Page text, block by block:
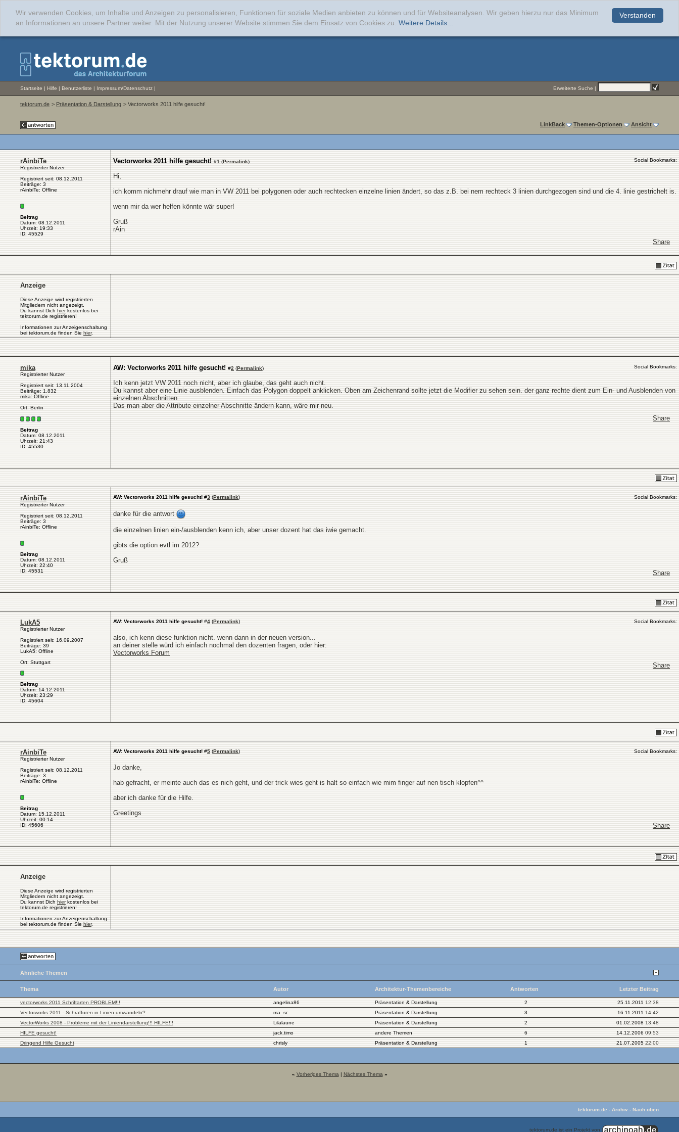
Verstanden
Wir verwenden Cookies, um Inhalte und Anzeigen zu personalisieren, Funktionen für soziale Medien anbieten zu können und für Websiteanalysen. Wir geben hierzu nur das Minimum
an Informationen an unsere Partner weiter. Mit der Nutzung unserer Website stimmen Sie dem Einsatz von Cookies zu. Weitere Details...
Startseite | Hilfe | Benutzerliste | Impressum/Datenschutz | Erweiterte Suche |
tektorum.de > Präsentation & Darstellung > Vectorworks 2011 hilfe gesucht!
LinkBack Themen-Optionen Ansicht
rAinbiTe
Registrierter Nutzer
Registriert seit: 08.12.2011
Beiträge: 3
rAinbiTe: Offline
Beitrag
Datum: 08.12.2011
Uhrzeit: 19:33
ID: 45529
Vectorworks 2011 hilfe gesucht! #1 (Permalink) Social Bookmarks:
Hi,
ich komm nichmehr drauf wie man in VW 2011 bei polygonen oder auch rechtecken einzelne linien ändert, so das z.B. bei nem rechteck 3 linien durchgezogen sind und die 4. linie gestrichelt is.
wenn mir da wer helfen könnte wär super!
Gruß
rAin
Share
Anzeige
Diese Anzeige wird registrierten
Mitgliedern nicht angezeigt.
Du kannst Dich hierkostenlos bei
tektorum.de registrieren!
Informationen zur Anzeigenschaltung
bei tektorum.de finden Sie hier.
mika
Registrierter Nutzer
Registriert seit: 13.11.2004
Beiträge: 1.832
mika: Offline
Ort: Berlin
Beitrag
Datum: 08.12.2011
Uhrzeit: 21:43
ID: 45530
AW: Vectorworks 2011 hilfe gesucht! #2 (Permalink) Social Bookmarks:
Ich kenn jetzt VW 2011 noch nicht, aber ich glaube, das geht auch nicht.
Du kannst aber eine Linie ausblenden. Einfach das Polygon doppelt anklicken. Oben am Zeichenrand sollte jetzt die Modifier zu sehen sein. der ganz rechte dient zum Ein- und Ausblenden von
einzelnen Abschnitten.
Das man aber die Attribute einzelner Abschnitte ändern kann, wäre mir neu.
Share
rAinbiTe
Registrierter Nutzer
Registriert seit: 08.12.2011
Beiträge: 3
rAinbiTe: Offline
Beitrag
Datum: 08.12.2011
Uhrzeit: 22:40
ID: 45531
AW: Vectorworks 2011 hilfe gesucht! #3 (Permalink) Social Bookmarks:
danke für die antwort
die einzelnen linien ein-/ausblenden kenn ich, aber unser dozent hat das iwie gemacht.
gibts die option evtl im 2012?
Gruß
Share
LukA5
Registrierter Nutzer
Registriert seit: 16.09.2007
Beiträge: 39
LukA5: Offline
Ort: Stuttgart
Beitrag
Datum: 14.12.2011
Uhrzeit: 23:29
ID: 45604
AW: Vectorworks 2011 hilfe gesucht! #4 (Permalink) Social Bookmarks:
also, ich kenn diese funktion nicht. wenn dann in der neuen version...
an deiner stelle würd ich einfach nochmal den dozenten fragen, oder hier:
Vectorworks Forum
Share
rAinbiTe
Registrierter Nutzer
Registriert seit: 08.12.2011
Beiträge: 3
rAinbiTe: Offline
Beitrag
Datum: 15.12.2011
Uhrzeit: 00:14
ID: 45606
AW: Vectorworks 2011 hilfe gesucht! #5 (Permalink) Social Bookmarks:
Jo danke,
hab gefracht, er meinte auch das es nich geht, und der trick wies geht is halt so einfach wie mim finger auf nen tisch klopfen^^
aber ich danke für die Hilfe.
Greetings
Share
Anzeige
Diese Anzeige wird registrierten
Mitgliedern nicht angezeigt.
Du kannst Dich hierkostenlos bei
tektorum.de registrieren!
Informationen zur Anzeigenschaltung
bei tektorum.de finden Sie hier.
Ähnliche Themen
Thema Autor Architektur-Themenbereiche Antworten Letzter Beitrag
vectorworks 2011 Schriftarten PROBLEM!!! angelina86 Präsentation & Darstellung 2 25.11.2011 12:38
Vectorworks 2011 - Schraffuren in Linien umwandeln?
ma_sc Präsentation & Darstellung 3 16.11.2011 14:42
VectorWorks 2008 - Probleme mit der Liniendarstellung!!! HILFE!!!
Lilalaune Präsentation & Darstellung 2 01.02.2008 13:48
HILFE gesucht!
jack.timo andere Themen 6 14.12.2006 09:53
Dringend Hilfe Gesucht
chrisly Präsentation & Darstellung 1 21.07.2005 22:00
« Vorheriges Thema | Nächstes Thema »
tektorum.de - Archiv - Nach oben
tektorum.de ist ein Projekt von